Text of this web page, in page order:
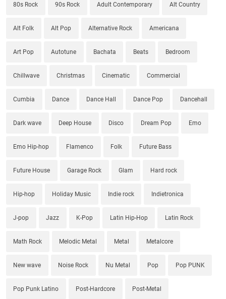
80s Rock 90s Rock Adult Contemporary Alt Country
Alt Folk Alt Pop Alternative Rock Americana
Art Pop Autotune Bachata Beats Bedroom
Chillwave Christmas Cinematic Commercial
Cumbia Dance Dance Hall Dance Pop Dancehall
Dark wave Deep House Disco Dream Pop Emo
Emo Hip-hop Flamenco Folk Future Bass
Future House Garage Rock Glam Hard rock
Hip-hop Holiday Music Indie rock Indietronica
J-pop Jazz K-Pop Latin Hip-Hop Latin Rock
Math Rock Melodic Metal Metal Metalcore
New wave Noise Rock Nu Metal Pop Pop PUNK
Pop Punk Latino Post-Hardcore Post-Metal